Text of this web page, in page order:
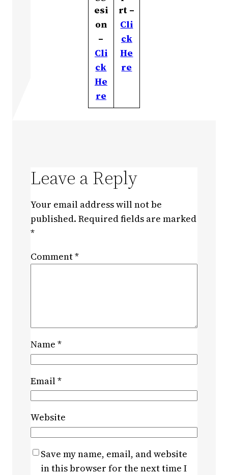
esi
on
–
Cli
ck
He
re
rt –
Cli
ck
He
re
Leave a Reply
Your email address will not be
published. Required fields are marked
*
Comment*
Name *
Email*
Website
Save my name, email, and website
in this browser for the next time I